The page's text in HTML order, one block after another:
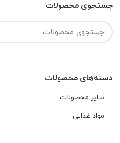
جستجوی محصولات
دسته‌های محصولات
سایر محصولات
مواد غذایی